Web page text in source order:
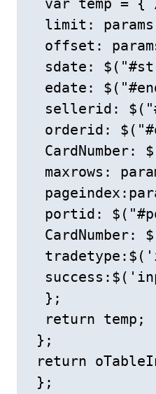
var temp = {
limit:
offset:
sdate:
edate:
sellerid:
orderid:
CardNumber:
maxrows:
portid:
CardNumber:
  };
  return temp;
};
return
};